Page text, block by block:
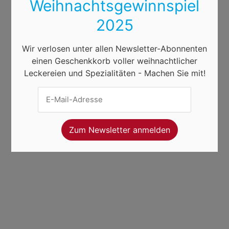
Weihnachtsgewinnspiel
2025
Wir verlosen unter allen Newsletter-Abonnenten
einen Geschenkkorb voller weihnachtlicher
Leckereien und Spezialitäten - Machen Sie mit!